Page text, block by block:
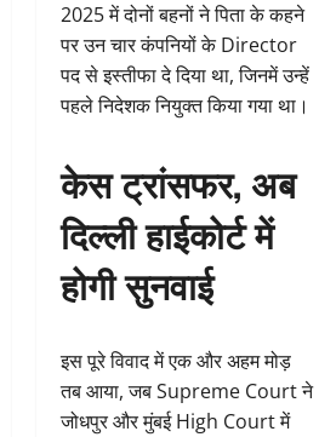
2025 में दोनों बहनों ने पिता के कहने
पर उन चार कंपनियों के Director
पद से इस्तीफा दे दिया था, जिनमें उन्हें
पहले निदेशक नियुक्त किया गया था।
केस ट्रांसफर, अब
दिल्ली हाईकोर्ट में
होगी सुनवाई
इस पूरे विवाद में एक और अहम मोड़
तब आया, जब Supreme Court ने
जोधपुर और मुंबई High Court में